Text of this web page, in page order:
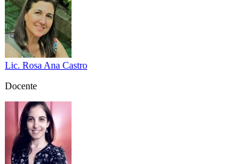
Lic. Rosa Ana Castro
Docente